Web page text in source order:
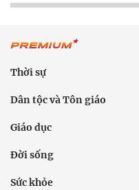
Thời sự
Dân tộc và Tôn giáo
Giáo dục
Đời sống
Sức khỏe